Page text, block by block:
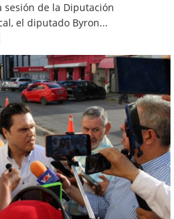
sesión de la Diputación
el diputado Byron...